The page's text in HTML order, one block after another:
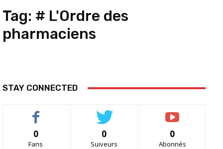
Tag: # L'Ordre des
pharmaciens
STAY CONNECTED
0
Fans
0
Suiveurs
0
Abonnés